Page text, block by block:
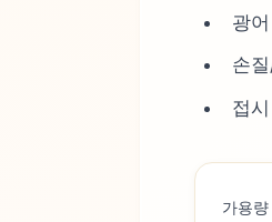
광
손
접
가용